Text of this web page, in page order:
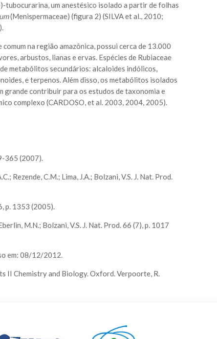
tubocurarina, um anestésico isolado a partir de folhas
(Menispermaceae) (figura 2) (SILVA et al., 2010;
na região amazônica, possui cerca de 13.000
arbustos, lianas e ervas. Espécies de Rubiaceae
metabólitos secundários: alcaloides indólicos,
e terpenos. Além disso, os metabólitos isolados
grande contribuir para os estudos de taxonomia e
complexo (CARDOSO, et al. 2003, 2004, 2005).
365 (2007).
Rezende, C.M.; Lima, J.A.; Bolzani, V.S. J. Nat. Prod.
p. 1353 (2005).
M.N.; Bolzani, V.S. J. Nat. Prod. 66 (7), p. 1017
em: 08/12/2012.
II Chemistry and Biology. Oxford. Verpoorte, R.